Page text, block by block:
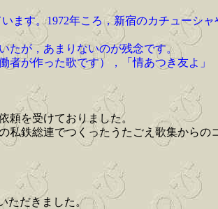
ます。1972年ころ，新宿のカチューシ
たが，あまりないのが残念です。
者が作った歌です），「情あつき友よ
頼を受けておりました。
鉄総連でつくったうたごえ歌集からの
ただきました。